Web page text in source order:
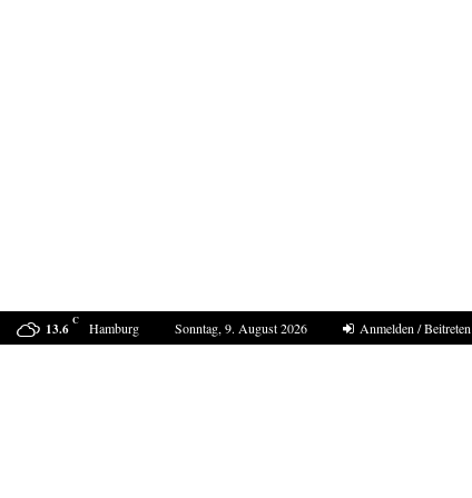
13.6 C Hamburg Sonntag, 9. August 2026 Anmelden / Beitreten
Wie Fake-Profile mit Papageien abzocken